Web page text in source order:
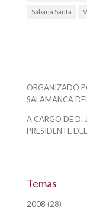
Sábana Santa
ORGANIZADO
SALAMANCA
A CARGO DE D.
PRESIDENTE
Temas
2008 (28)